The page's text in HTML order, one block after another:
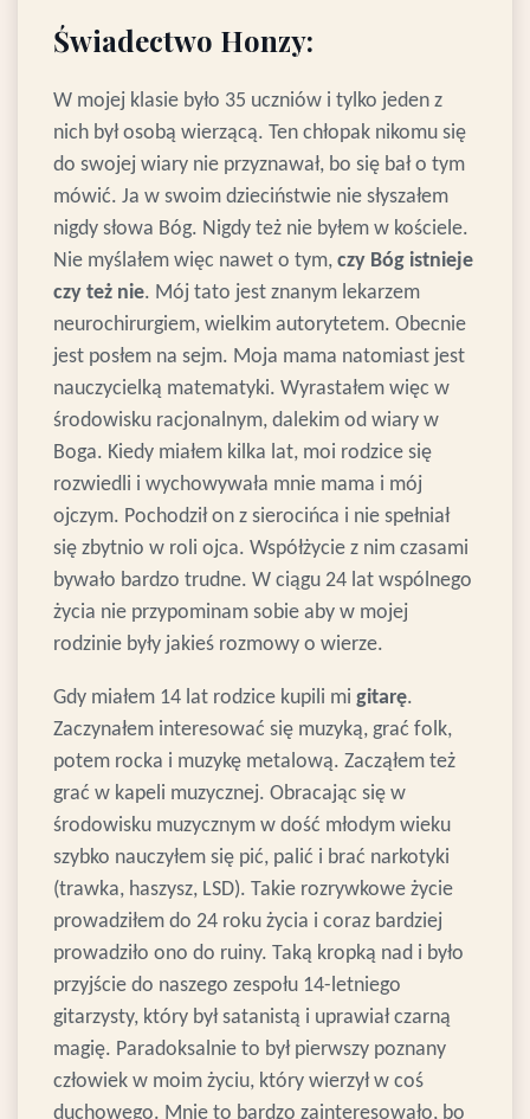
Świadectwo Honzy:
W mojej klasie było 35 uczniów i tylko jeden z
nich był osobą wierzącą. Ten chłopak nikomu się
do swojej wiary nie przyznawał, bo się bał o tym
mówić. Ja w swoim dzieciństwie nie słyszałem
nigdy słowa Bóg. Nigdy też nie byłem w kościele.
Nie myślałem więc nawet o tym, czy Bóg istnieje
czy też nie. Mój tato jest znanym lekarzem
neurochirurgiem, wielkim autorytetem. Obecnie
jest posłem na sejm. Moja mama natomiast jest
nauczycielką matematyki. Wyrastałem więc w
środowisku racjonalnym, dalekim od wiary w
Boga. Kiedy miałem kilka lat, moi rodzice się
rozwiedli i wychowywała mnie mama i mój
ojczym. Pochodził on z sierocińca i nie spełniał
się zbytnio w roli ojca. Współżycie z nim czasami
bywało bardzo trudne. W ciągu 24 lat wspólnego
życia nie przypominam sobie aby w mojej
rodzinie były jakieś rozmowy o wierze.
Gdy miałem 14 lat rodzice kupili mi gitarę.
Zaczynałem interesować się muzyką, grać folk,
potem rocka i muzykę metalową. Zacząłem też
grać w kapeli muzycznej. Obracając się w
środowisku muzycznym w dość młodym wieku
szybko nauczyłem się pić, palić i brać narkotyki
(trawka, haszysz, LSD). Takie rozrywkowe życie
prowadziłem do 24 roku życia i coraz bardziej
prowadziło ono do ruiny. Taką kropką nad i było
przyjście do naszego zespołu 14-letniego
gitarzysty, który był satanistą i uprawiał czarną
magię. Paradoksalnie to był pierwszy poznany
człowiek w moim życiu, który wierzył w coś
duchowego. Mnie to bardzo zainteresowało, bo